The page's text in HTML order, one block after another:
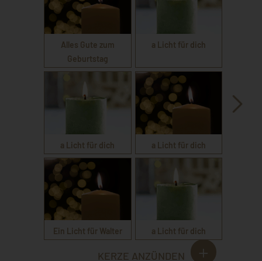
Alles Gute zum
Geburtstag
a Licht für dich
a Licht für dich a Licht für dich
Ein Licht für Walter a Licht für dich
KERZE ANZÜNDEN